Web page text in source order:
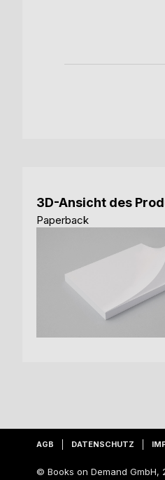
3D-Ansicht des
Paperback
AGB DATENSCHUTZ
© Books on Demand GmbH,